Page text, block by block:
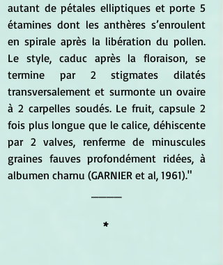
autant de pétales elliptiques et porte 5
étamines dont les anthères s’enroulent
en spirale après la libération du pollen.
Le style, caduc après la floraison, se
termine par 2 stigmates dilatés
transversalement et surmonte un ovaire
à 2 carpelles soudés. Le fruit, capsule 2
fois plus longue que le calice, déhiscente
par 2 valves, renferme de minuscules
graines fauves profondément ridées, à
albumen charnu (GARNIER et al, 1961)."
*